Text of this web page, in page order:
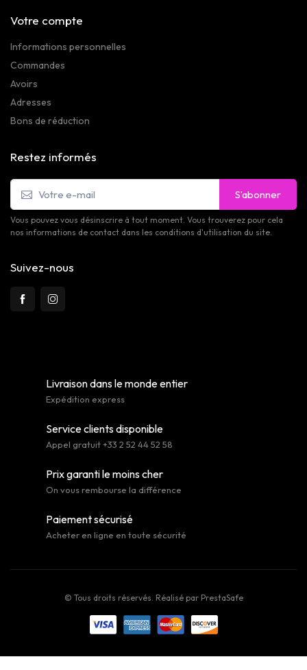
Votre compte
Informations personnelles
Commandes
Avoirs
Adresses
Bons de réduction
Restez informés
S’abonner
Vous pouvez vous désinscrire à tout moment. Vous trouverez pour cela
nos informations de contact dans les conditions d'utilisation du site.
Suivez-nous
Livraison dans le monde entier
Expédition express
Service clients disponible
Appel gratuit +33 2 52 44 52 58
Prix garanti le moins cher
On vous rembourse la différence
Paiement sécurisé
Acheter en ligne en toute sécurité
© Tous droits réservés. Réalisé par PrestaSafe